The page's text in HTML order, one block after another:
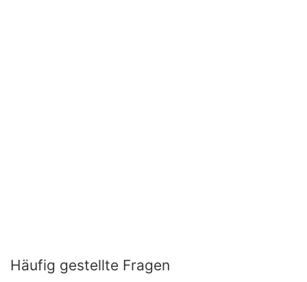
Häufig gestellte Fragen